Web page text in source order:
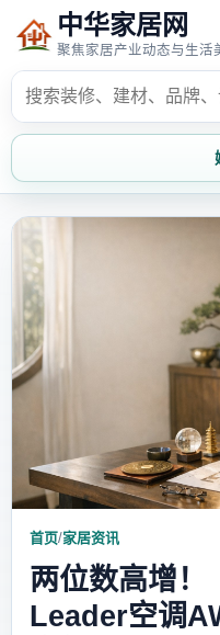
中华家居网
聚焦家居产业动态与生活
家装攻略
首页/家居资讯
两位数高增！
Leader空调